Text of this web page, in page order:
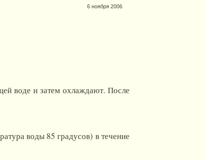
6 ноября 2006
воде и затем охлаждают. После
воды 85 градусов) в течение